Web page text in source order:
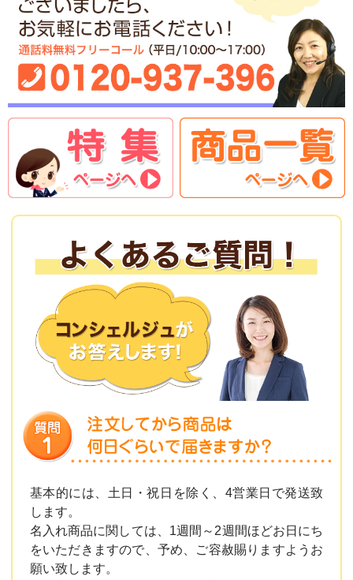
基本的には、土日・祝日を除く、4営業日で発送致
します。
名入れ商品に関しては、1週間～2週間ほどお日にち
をいただきますので、予め、ご容赦賜りますようお
願い致します。